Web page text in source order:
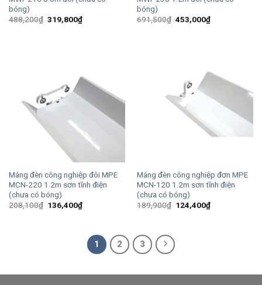
bóng)
488,200₫ Giá
319,800₫Giá
hiện
bóng)
691,500₫ Giá
453,000₫Giá
hiện
Máng đèn công nghiệp đôi MPE
MCN-220 1.2m sơn tĩnh điện
(chưa có bóng)
208,100₫ Giá
136,400₫Giá
hiện
136,400₫.
Máng đèn công nghiệp đơn MPE
MCN-120 1.2m sơn tĩnh điện
(chưa có bóng)
189,900₫ Giá
124,400₫Giá
hiện
1 2 3